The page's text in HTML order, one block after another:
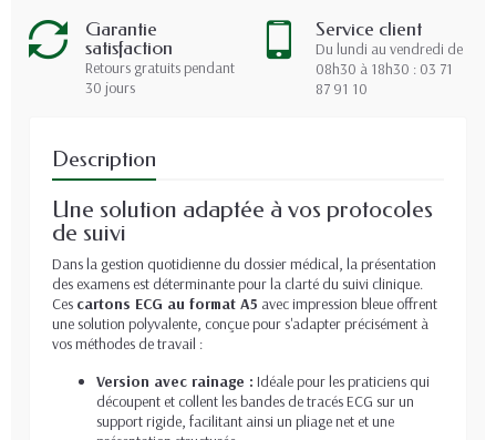
Garantie
satisfaction
Retours gratuits pendant
30 jours
Service client
Du lundi au vendredi de
08h30 à 18h30 : 03 71
87 91 10
Description
Une solution adaptée à vos protocoles
de suivi
Dans la gestion quotidienne du dossier médical, la présentation
des examens est déterminante pour la clarté du suivi clinique.
Ces cartons ECG au format A5 avec impression bleue offrent
une solution polyvalente, conçue pour s'adapter précisément à
vos méthodes de travail :
Version avec rainage : Idéale pour les praticiens qui
découpent et collent les bandes de tracés ECG sur un
support rigide, facilitant ainsi un pliage net et une